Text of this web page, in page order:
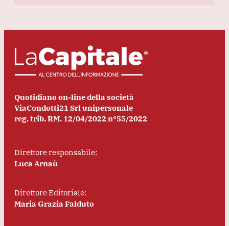
Quotidiano on-line della società
ViaCondotti21 Srl unipersonale
reg. trib. RM. 12/04/2022 n°55/2022
Direttore responsabile:
Luca Arnaù
Direttore Editoriale:
Maria Grazia Falduto